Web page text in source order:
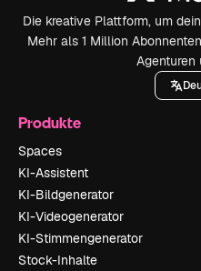
Die kreative Plattform, um
Mehr als 1 Million
Agenturen
Produkte
Spaces
KI-Assistent
KI-Bildgenerator
KI-Videogenerator
KI-Stimmengenerator
Stock-Inhalte